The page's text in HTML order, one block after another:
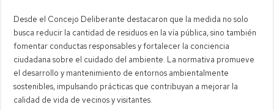
Desde el Concejo Deliberante destacaron que la medida no solo
busca reducir la cantidad de residuos en la vía pública, sino también
fomentar conductas responsables y fortalecer la conciencia
ciudadana sobre el cuidado del ambiente. La normativa promueve
el desarrollo y mantenimiento de entornos ambientalmente
sostenibles, impulsando prácticas que contribuyan a mejorar la
calidad de vida de vecinos y visitantes.